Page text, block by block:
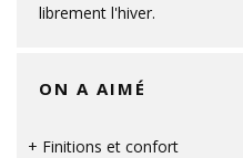
librement l'hiver.
ON A AIMÉ
Finitions et confort